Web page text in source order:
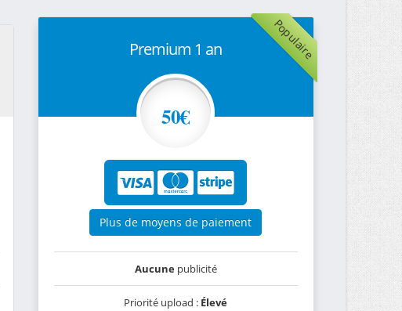
Populaire
Premium 1 an
50€
Plus de moyens de paiement
Aucunepublicité
Priorité upload : Élevé